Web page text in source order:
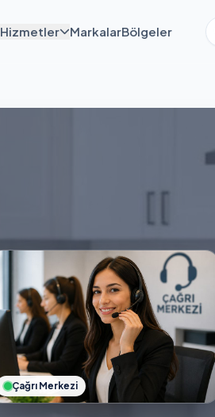
Hizmetler MarkalarBölgeler
Çağrı Merkezi